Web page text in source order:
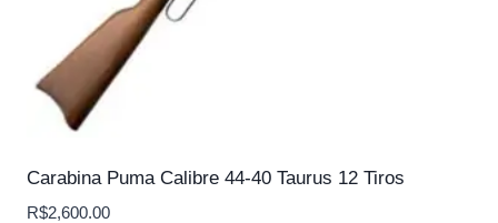
Carabina Puma Calibre 44-40 Taurus 12 Tiros
R$2,600.00